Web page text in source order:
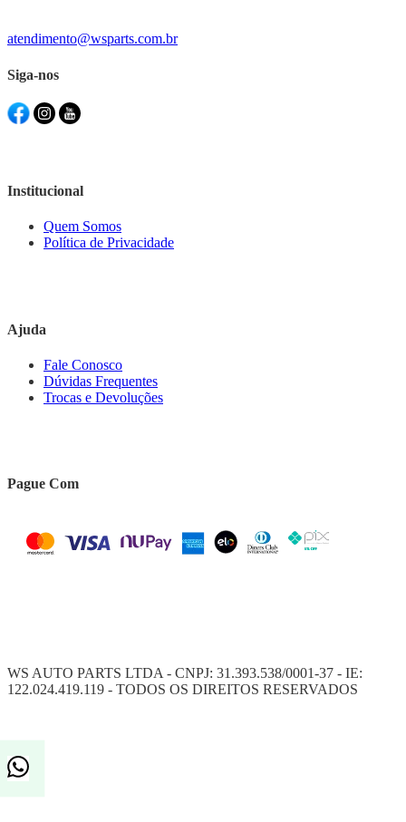
atendimento@wsparts.com.br
Siga-nos
Institucional
Quem Somos
Política de Privacidade
Ajuda
Fale Conosco
Dúvidas Frequentes
Trocas e Devoluções
Pague Com
WS AUTO PARTS LTDA - CNPJ: 31.393.538/0001-37 - IE:
122.024.419.119 - TODOS OS DIREITOS RESERVADOS